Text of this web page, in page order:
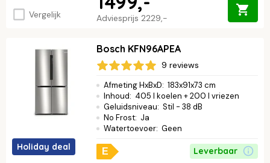
Vergelijk Adviesprijs 2229,-
Holiday deal
Bosch KFN96APEA
9 reviews
Afmeting HxBxD: 183x91x73 cm
Inhoud: 405 l koelen + 200 l vriezen
Geluidsniveau: Stil - 38 dB
No Frost: Ja
Watertoevoer: Geen
E Leverbaar